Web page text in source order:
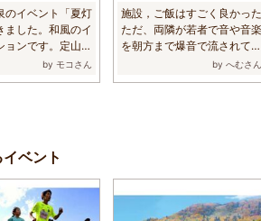
のイベント「夏灯
ました。和風のイ
ョンです。定山渓
by モコさん
施設，ご飯はすごく良かった
ただ、両隣が若者で音や音楽
を朝方まで爆音で流されて寝
by へむさん
ベント